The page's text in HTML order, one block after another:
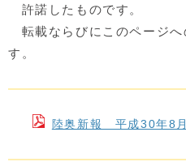
許諾したものです。
転載ならびにこのページへ
す。
陸奥新報 平成30年8